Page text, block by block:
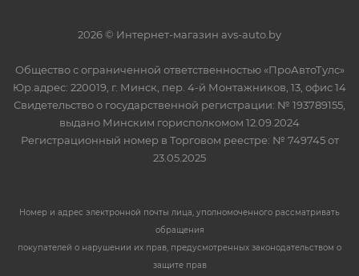
2026 © Интернет-магазин avs-auto.by
Общество с ограниченной ответственностью «ПроАвтоТулс»
Юр.адрес: 220019, г. Минск, пер. 4-й Монтажников, 13, офис 14
Свидетельство о государственной регистрации: № 193789155,
выдано Минским горисполкомом 12.09.2024
Регистрационный номер в Торговом реестре: № 749745 от
23.05.2025
Номер и адрес электронной почты лица, уполномоченного рассматривать
обращения
покупателей о нарушении их прав, предусмотренных законодательством о
защите прав